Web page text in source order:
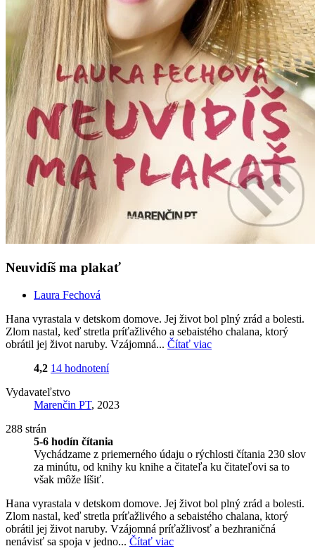
Neuvidíš ma plakať
Laura Fechová
Hana vyrastala v detskom domove. Jej život bol plný zrád a bolesti.
Zlom nastal, keď stretla príťažlivého a sebaistého chalana, ktorý
obrátil jej život naruby. Vzájomná... Čítať viac
4,2 14 hodnotení
Vydavateľstvo
Marenčin PT, 2023
288 strán
5-6 hodín čítania
Vychádzame z priemerného údaju o rýchlosti čítania 230 slov
za minútu, od knihy ku knihe a čitateľa ku čitateľovi sa to
však môže líšiť.
Hana vyrastala v detskom domove. Jej život bol plný zrád a bolesti.
Zlom nastal, keď stretla príťažlivého a sebaistého chalana, ktorý
obrátil jej život naruby. Vzájomná príťažlivosť a bezhraničná
nenávisť sa spoja v jedno... Čítať viac